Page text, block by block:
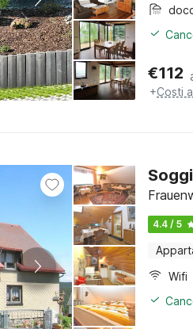
€112
+Costi
4.4 / 5
Wifi